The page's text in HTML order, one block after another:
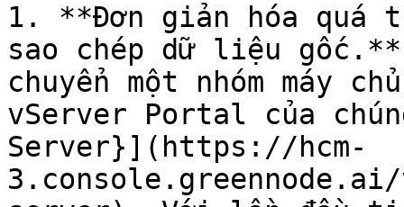
1. **Đơn giản hóa quá
sao chép dữ liệu
chuyển một nhóm máy
vServer Portal của
Server}](https://hcm-